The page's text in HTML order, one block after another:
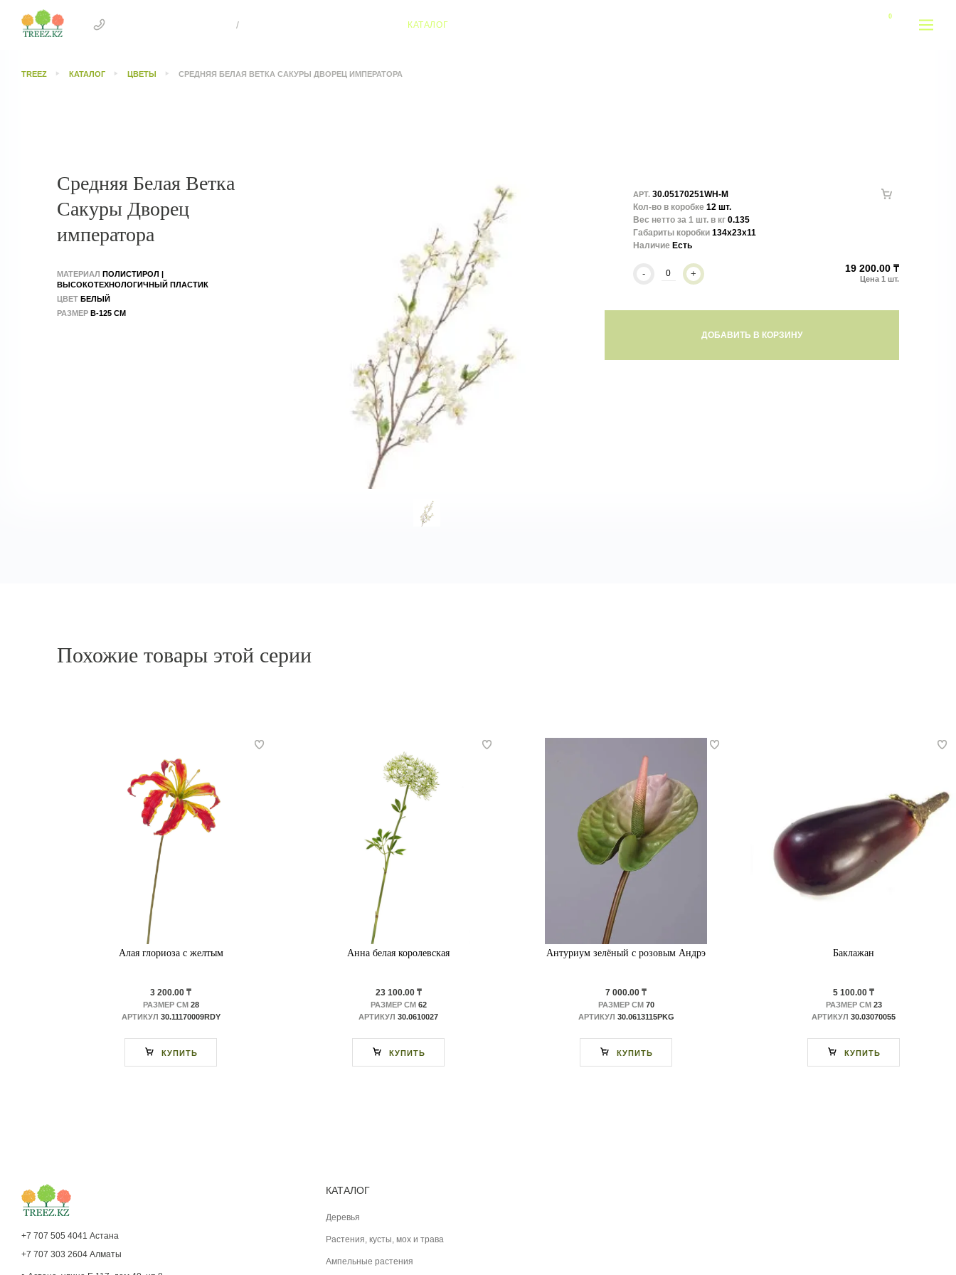
/ КАТАЛОГ
TREEZ КАТАЛОГ ЦВЕТЫ СРЕДНЯЯ БЕЛАЯ ВЕТКА САКУРЫ ДВОРЕЦ ИМПЕРАТОРА
Средняя Белая Ветка
Сакуры Дворец
императора
МАТЕРИАЛ ПОЛИСТИРОЛ |
ВЫСОКОТЕХНОЛОГИЧНЫЙ ПЛАСТИК
ЦВЕТ БЕЛЫЙ
РАЗМЕР В-125 СМ
АРТ. 30.05170251WH-M
Кол-во в коробке 12 шт.
Вес нетто за 1 шт. в кг 0.135
Габариты коробки 134x23x11
Наличие Есть
- + 19 200.00 ₸
ДОБАВИТЬ В КОРЗИНУ
Похожие товары этой серии
Алая глориоза с желтым
3 200.00 ₸
РАЗМЕР СМ28
АРТИКУЛ 30.11170009RDY
КУПИТЬ
Анна белая королевская
23 100.00 ₸
РАЗМЕР СМ62
АРТИКУЛ 30.0610027
КУПИТЬ
Антуриум зелёный с розовым Андрэ
7 000.00 ₸
РАЗМЕР СМ70
АРТИКУЛ 30.0613115PKG
КУПИТЬ
Баклажан
5 100.00 ₸
РАЗМЕР СМ23
АРТИКУЛ 30.03070055
КУПИТЬ
КАТАЛОГ
Деревья
Растения, кусты, мох и трава
Ампельные растения
+7 707 505 4041 Астана
+7 707 303 2604 Алматы